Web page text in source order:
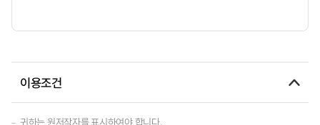
이용조건
귀하는 원저작자를 표시하여야 합니다.